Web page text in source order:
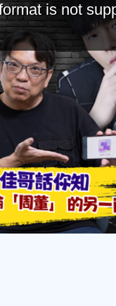
is not